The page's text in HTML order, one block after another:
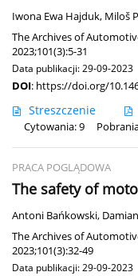
Iwona Ewa Hajduk, Miloš
The Archives of
2023;101(3):5-31
Data publikacji: 29-09-2023
DOI: https://doi.org/
Streszczenie
Cytowania: 9
PRACA POGLĄDOWA
The safety of
Antoni Bańkowski,
The Archives of
2023;101(3):32-49
Data publikacji: 29-09-2023